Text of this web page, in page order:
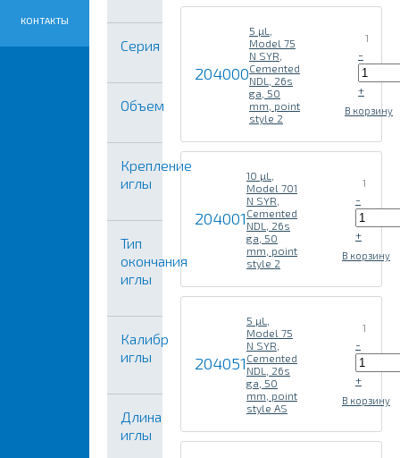
КОНТАКТЫ
Серия
Объем
Крепление
иглы
Тип
окончания
иглы
Калибр
иглы
Длина
иглы
204000
5 µL,
Model 75
N SYR,
Cemented
NDL, 26s
ga, 50
mm, point
style 2
1
-
+
В корзину
204001
10 µL,
Model 701
N SYR,
Cemented
NDL, 26s
ga, 50
mm, point
style 2
1
-
+
В корзину
204051
5 µL,
Model 75
N SYR,
Cemented
NDL, 26s
ga, 50
mm, point
style AS
1
-
+
В корзину